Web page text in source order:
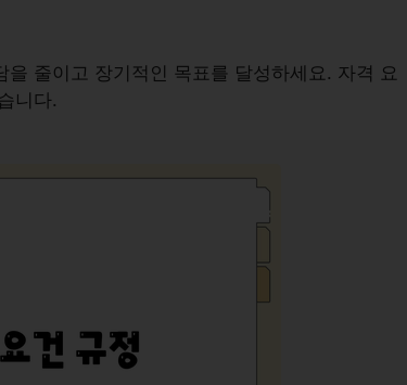
줄이고 장기적인 목표를 달성하세요. 자격 요
니다.